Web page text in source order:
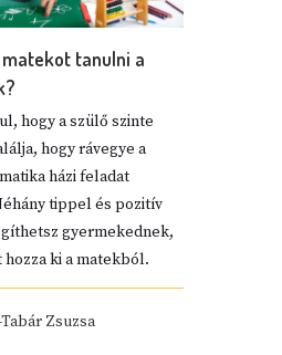
tanulni a
hogy a szülő szinte
hogy rávegye a
házi feladat
tippel és pozitív
gyermekednek,
ki a matekból.
Zsuzsa